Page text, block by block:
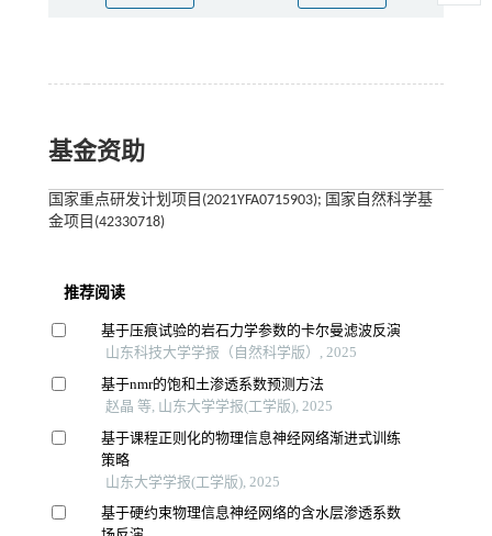
基金资助
国家重点研发计划项目(2021YFA0715903); 国家自然科学基
金项目(42330718)